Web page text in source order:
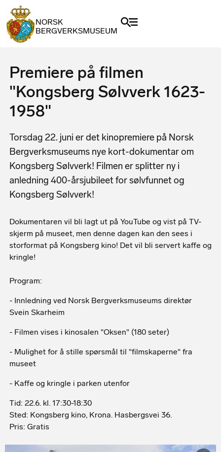
NORSK
BERGVERKSMUSEUM
Premiere på filmen
"Kongsberg Sølvverk 1623-
1958"
Torsdag 22. juni er det kinopremiere på Norsk
Bergverksmuseums nye kort-dokumentar om
Kongsberg Sølvverk! Filmen er splitter ny i
anledning 400-årsjubileet for sølvfunnet og
Kongsberg Sølvverk!
Dokumentaren vil bli lagt ut på YouTube og vist på TV-
skjerm på museet, men denne dagen kan den sees i
storformat på Kongsberg kino! Det vil bli servert kaffe og
kringle!
Program:
- Innledning ved Norsk Bergverksmuseums direktør
Svein Skarheim
- Filmen vises i kinosalen "Oksen" (180 seter)
- Mulighet for å stille spørsmål til "filmskaperne" fra
museet
- Kaffe og kringle i parken utenfor
Tid: 22.6. kl. 17:30-18:30
Sted: Kongsberg kino, Krona. Hasbergsvei 36.
Pris: Gratis